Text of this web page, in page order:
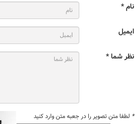
نام *
ایمیل
نظر شما *
* لطفا متن تصویر را در جعبه متن وارد کنید